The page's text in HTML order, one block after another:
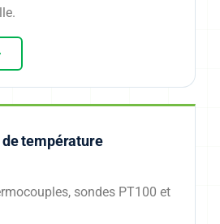
température
sondes PT100 et